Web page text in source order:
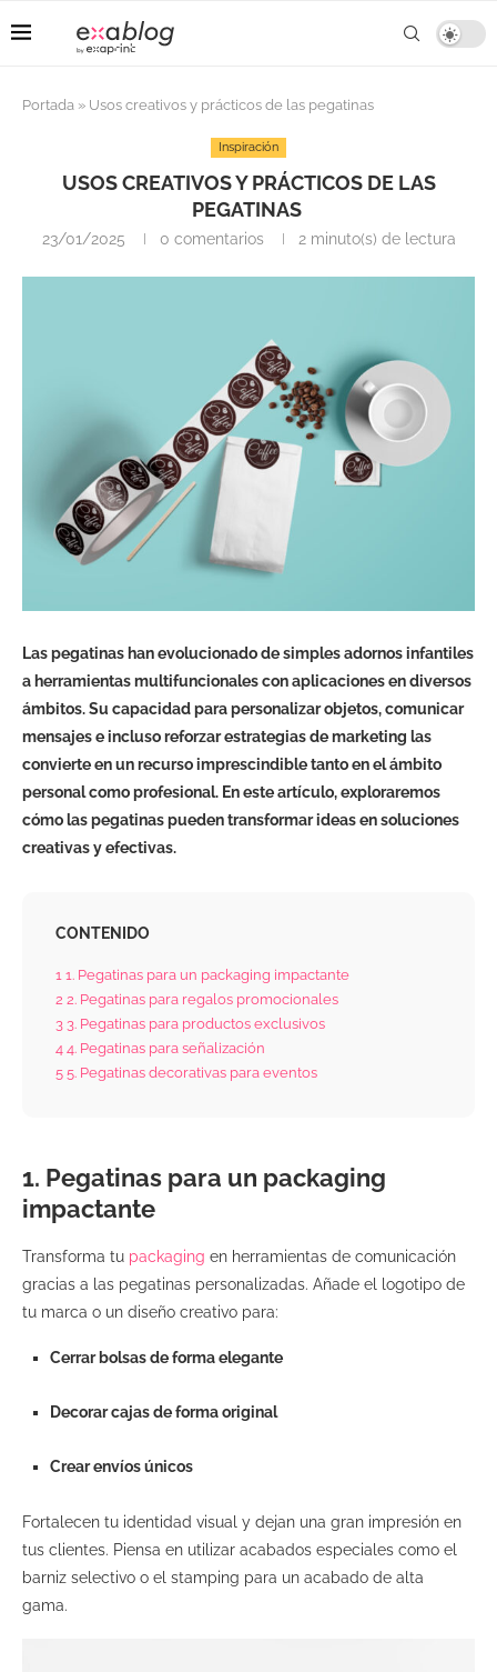
Portada » Usos creativos y prácticos de las pegatinas
Inspiración
USOS CREATIVOS Y PRÁCTICOS DE LAS
PEGATINAS
23/01/2025 0 comentarios 2 minuto(s) de lectura
Las pegatinas han evolucionado de simples adornos infantiles
a herramientas multifuncionales con aplicaciones en diversos
ámbitos. Su capacidad para personalizar objetos, comunicar
mensajes e incluso reforzar estrategias de marketing las
convierte en un recurso imprescindible tanto en el ámbito
personal como profesional. En este artículo, exploraremos
cómo las pegatinas pueden transformar ideas en soluciones
creativas y efectivas.
CONTENIDO
1 1. Pegatinas para un packaging impactante
2 2. Pegatinas para regalos promocionales
3 3. Pegatinas para productos exclusivos
4 4. Pegatinas para señalización
55. Pegatinas decorativas para eventos
1. Pegatinas para un packaging
impactante
Transforma tu packaging en herramientas de comunicación
gracias a las pegatinas personalizadas. Añade el logotipo de
tu marca o un diseño creativo para:
Cerrar bolsas de forma elegante
Decorar cajas de forma original
Crear envíos únicos
Fortalecen tu identidad visual y dejan una gran impresión en
tus clientes. Piensa en utilizar acabados especiales como el
barniz selectivo o el stamping para un acabado de alta
gama.